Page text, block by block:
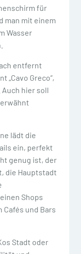
für
man mit einem
Wasser
entfernt
„Cavo Greco“,
hier soll
lädt die
ein, perfekt
genug ist, der
die Hauptstadt
Shops
und Bars
Stadt oder